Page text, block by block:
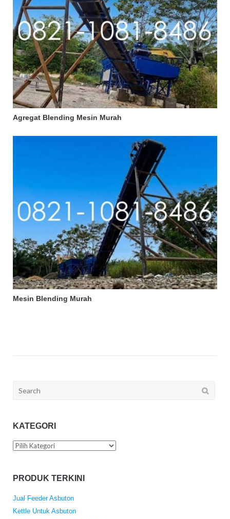
Agregat Blending Mesin Murah
Mesin Blending Murah
Search
KATEGORI
Kategori
PRODUK TERKINI
Jual Feeder Asbuton
Kettle Untuk Asbuton